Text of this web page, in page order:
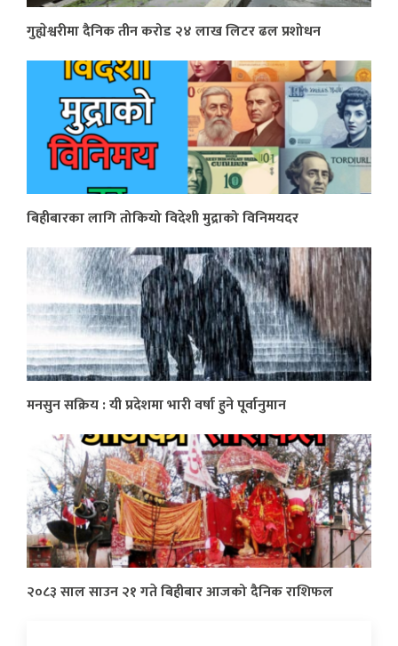
गुह्येश्वरीमा दैनिक तीन करोड २४ लाख लिटर ढल प्रशोधन
बिहीबारका लागि तोकियो विदेशी मुद्राको विनिमयदर
मनसुन सक्रिय : यी प्रदेशमा भारी वर्षा हुने पूर्वानुमान
२०८३ साल साउन २१ गते बिहीबार आजको दैनिक राशिफल